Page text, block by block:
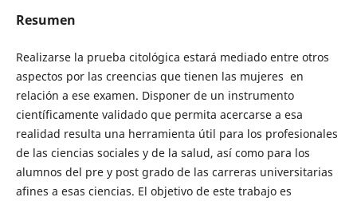
Resumen
Realizarse la prueba citológica estará mediado entre otros
aspectos por las creencias que tienen las mujeres en
relación a ese examen. Disponer de un instrumento
científicamente validado que permita acercarse a esa
realidad resulta una herramienta útil para los profesionales
de las ciencias sociales y de la salud, así como para los
alumnos del pre y post grado de las carreras universitarias
afines a esas ciencias. El objetivo de este trabajo es